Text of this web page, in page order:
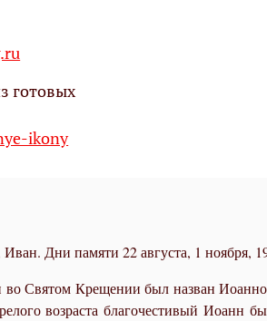
готовых
ikony
Дни памяти 22 августа, 1 ноября,
Святом Крещении был назван
возраста благочестивый Иоанн